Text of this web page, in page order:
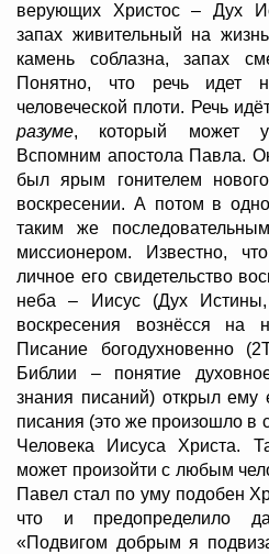
верующих Христос – Дух
запах живительный на
камень соблазна, запах
Понятно, что речь
человеческой плоти. Речь
разуме, который может
Вспомним апостола Павла.
был ярым гонителем
воскресении. А потом в
таким же
миссионером. Известно,
личное его свидетельство
неба – Иисус (Дух Истины,
воскресения вознёсся на
Писание богодухновенно
Библии – понятие
знания писаний) открыл ему
писания (это же произошло в
Человека Иисуса Христа.
может произойти с любым
Павел стал по уму подобен
что и предопределило
«Подвигом добрым я